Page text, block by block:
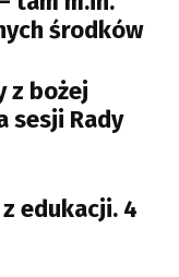
środków
z bożej
sesji Rady
edukacji. 4